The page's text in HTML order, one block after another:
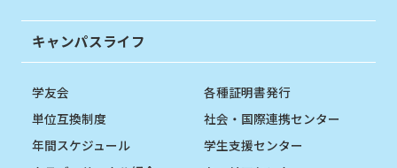
キャンパスライフ
学友会
単位互換制度
年間スケジュール
各種証明書発行
社会・国際連携センター
学生支援センター